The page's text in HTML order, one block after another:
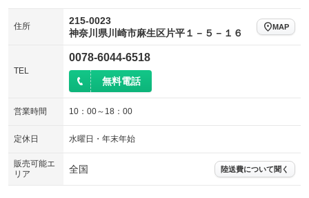
住所
215-0023
神奈川県川崎市麻生区片平１－５－１６
MAP
TEL
0078-6044-6518
無料電話
営業時間 10：00～18：00
定休日 水曜日・年末年始
販売可能エ
リア
全国 陸送費について聞く